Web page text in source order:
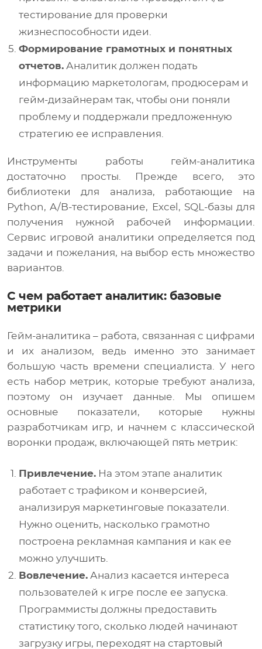
тестирование для проверки
жизнеспособности идеи.
Формирование грамотных и понятных
отчетов. Аналитик должен подать
информацию маркетологам, продюсерам и
гейм-дизайнерам так, чтобы они поняли
проблему и поддержали предложенную
стратегию ее исправления.
Инструменты работы гейм-аналитика
достаточно просты. Прежде всего, это
библиотеки для анализа, работающие на
Python, A/B-тестирование, Excel, SQL-базы для
получения нужной рабочей информации.
Сервис игровой аналитики определяется под
задачи и пожелания, на выбор есть множество
вариантов.
С чем работает аналитик: базовые
метрики
Гейм-аналитика – работа, связанная с цифрами
и их анализом, ведь именно это занимает
большую часть времени специалиста. У него
есть набор метрик, которые требуют анализа,
поэтому он изучает данные. Мы опишем
основные показатели, которые нужны
разработчикам игр, и начнем с классической
воронки продаж, включающей пять метрик:
Привлечение. На этом этапе аналитик
работает с трафиком и конверсией,
анализируя маркетинговые показатели.
Нужно оценить, насколько грамотно
построена рекламная кампания и как ее
можно улучшить.
Вовлечение. Анализ касается интереса
пользователей к игре после ее запуска.
Программисты должны предоставить
статистику того, сколько людей начинают
загрузку игры, переходят на стартовый